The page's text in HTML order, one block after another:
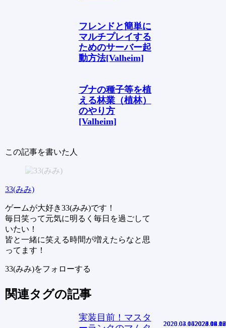
フレンドと簡単に
マルチプレイする
ためのサーバー起
動方法[Valheim]
ブナの種子等を植
える林業（植林）
のやり方
[Valheim]
この記事を書いた人
33(みみ)
ゲームが大好き33(みみ)です！
毎日笑って元気に明るく毎日を過ごして
いたい！
皆と一緒に笑える時間が増えたらなと思
ってます！
33(みみ)をフォローする
関連タグの記事
実装目前！マスタ
2020.04.152020.04.16
2020.03.042023.06.12
2024.09.25
2023.10.05
2025.08.13
2025.03.062025.04.10
2025.02.07
2024.12.17